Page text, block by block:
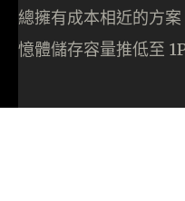
總擁有成本相近的方
憶體儲存容量推低至